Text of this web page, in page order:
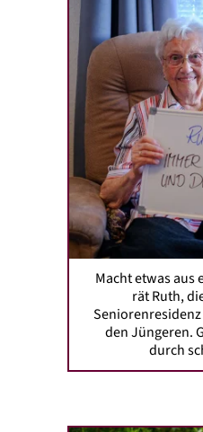
Macht etwas aus
unserer
Jüngeren. Geht
gebt niemals vorschnell
glückliche Ehe. 66 Jahre
verheiratet. Sie haben
dankbar ist die 95-
Macht etwas aus
rät Ruth,
den Jüngeren.
durch